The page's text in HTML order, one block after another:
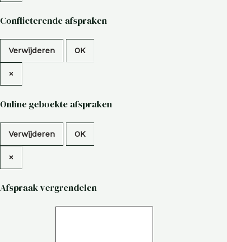
Conflicterende afspraken
Verwijderen OK
×
Online geboekte afspraken
Verwijderen OK
×
Afspraak vergrendelen